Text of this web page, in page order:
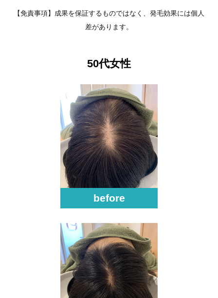
【免責事項】成果を保証するものではなく、発毛効果には個人
差があります。
50代女性
before